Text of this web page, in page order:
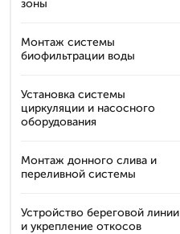
зоны
Монтаж системы
биофильтрации воды
Установка системы
циркуляции и насосного
оборудования
Монтаж донного слива и
переливной системы
Устройство береговой линии
и укрепление откосов